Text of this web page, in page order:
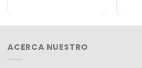
ACERCA NUESTRO